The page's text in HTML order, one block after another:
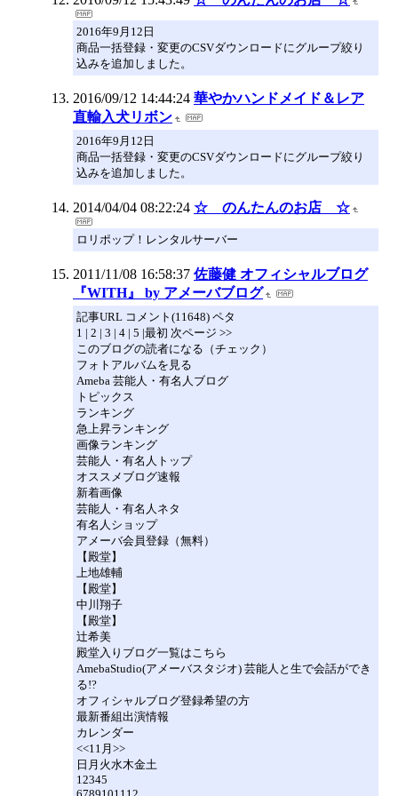
2016年9月12日
商品一括登録・変更のCSVダウンロードにグループ絞り
込みを追加しました。
2016/09/12 14:44:24 華やかハンドメイド＆レア
直輸入犬リボン
2016年9月12日
商品一括登録・変更のCSVダウンロードにグループ絞り
込みを追加しました。
2014/04/04 08:22:24 ☆ のんたんのお店 ☆
ロリポップ！レンタルサーバー
2011/11/08 16:58:37 佐藤健 オフィシャルブログ
『WITH』 by アメーバブログ
記事URL コメント(11648) ペタ
1 | 2 | 3 | 4 | 5 |最初 次ページ >>
このブログの読者になる（チェック）
フォトアルバムを見る
Ameba 芸能人・有名人ブログ
トピックス
ランキング
急上昇ランキング
画像ランキング
芸能人・有名人トップ
オススメブログ速報
新着画像
芸能人・有名人ネタ
有名人ショップ
アメーバ会員登録（無料）
【殿堂】
上地雄輔
【殿堂】
中川翔子
【殿堂】
辻希美
殿堂入りブログ一覧はこちら
AmebaStudio(アメーバスタジオ) 芸能人と生で会話ができ
る!?
オフィシャルブログ登録希望の方
最新番組出演情報
カレンダー
<<11月>>
日月火水木金土
12345